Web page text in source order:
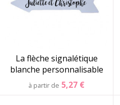
La flèche signalétique
blanche personnalisable
à partir de 5,27 €